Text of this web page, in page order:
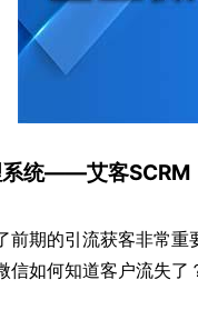
系统——艾客SCRM
前期的引流获客非常
信如何知道客户流失了